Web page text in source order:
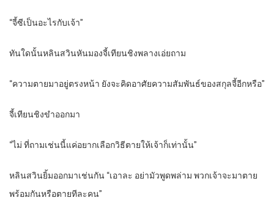
“จี้ซีเป็นอะไรกับเจ้า”
ทันใดนั้นหลินสวินหันมองจี้เทียนชิงพลางเอ่ยถาม
“ความตายมาอยู่ตรงหน้า ยังจะคิดอาศัยความสัมพันธ์ของสกุลจี้อีกหรือ”
จี้เทียนชิงขำออกมา
“ไม่ ที่ถามเช่นนี้แค่อยากเลือกวิธีตายให้เจ้าก็เท่านั้น”
หลินสวินยิ้มออกมาเช่นกัน “เอาละ อย่ามัวพูดพล่าม พวกเจ้าจะมาตาย
พร้อมกันหรือตายทีละคน”